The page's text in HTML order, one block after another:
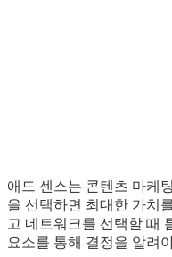
애드 센스는 콘텐츠 마케
을 선택하면 최대한 가치
고 네트워크를 선택할 때
요소를 통해 결정을 알려